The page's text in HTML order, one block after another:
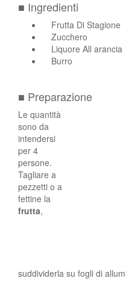
■ Ingredienti
Frutta Di Stagione
Zucchero
Liquore All arancia
Burro
■ Preparazione
Le quantità
sono da
intendersi
per 4
persone.
Tagliare a
pezzetti o a
fettine la
frutta,
suddividerla su fogli di